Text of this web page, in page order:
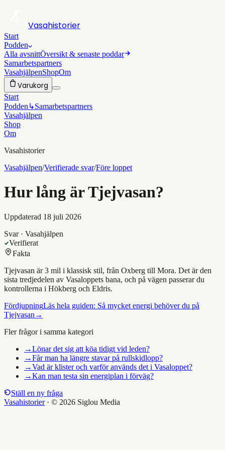
Vasahistorier
Start
Podden
Alla avsnittÖversikt & senaste poddar
Samarbetspartners
VasahjälpenShopOm
Varukorg
Start
Podden ↳Samarbetspartners
Vasahjälpen
Shop
Om
Vasahistorier
Vasahjälpen/Verifierade svar/Före loppet
Hur lång är Tjejvasan?
Uppdaterad 18 juli 2026
Svar · Vasahjälpen
Verifierat
Fakta
Tjejvasan är 3 mil i klassisk stil, från Oxberg till Mora. Det är den
sista tredjedelen av Vasaloppets bana, och på vägen passerar du
kontrollerna i Hökberg och Eldris.
FördjupningLäs hela guiden: Så mycket energi behöver du på
Tjejvasan →
Fler frågor i samma kategori
→Lönar det sig att köa tidigt vid leden?
→Får man ha längre stavar på rullskidlopp?
→Vad är klister och varför används det i Vasaloppet?
→Kan man testa sin energiplan i förväg?
Ställ en ny fråga
Vasahistorier· © 2026 Siglou Media